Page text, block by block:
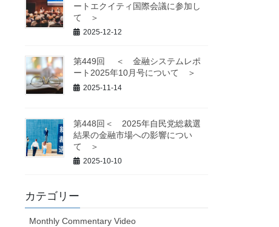
ートエクイティ国際会議に参加し
て ＞
2025-12-12
第449回 ＜ 金融システムレポ
ート2025年10月号について ＞
2025-11-14
第448回＜ 2025年自民党総裁選
結果の金融市場への影響につい
て ＞
2025-10-10
カテゴリー
Monthly Commentary Video